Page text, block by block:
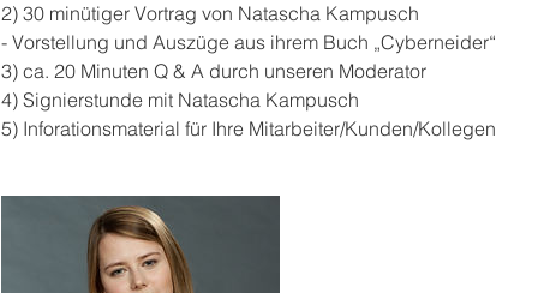
2) 30 minütiger Vortrag von Natascha Kampusch
- Vorstellung und Auszüge aus ihrem Buch „Cyberneider“
3) ca. 20 Minuten Q & A durch unseren Moderator
4) Signierstunde mit Natascha Kampusch
5) Inforationsmaterial für Ihre Mitarbeiter/Kunden/Kollegen